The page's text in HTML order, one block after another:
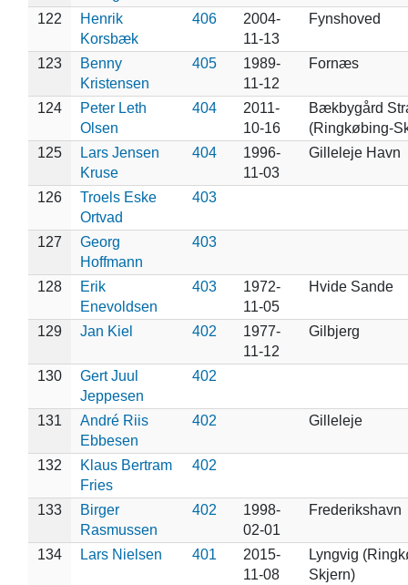
122
Henrik
Korsbæk
406
2004-
11-13
Fynshoved
123
Benny
Kristensen
405
1989-
11-12
Fornæs
124
Peter Leth
Olsen
404
2011-
10-16
Bækbygård
(Ringkøbing-
125
Lars Jensen
Kruse
404
1996-
11-03
Gilleleje Havn
126
Troels Eske
Ortvad
403
127
Georg
Hoffmann
403
128
Erik
Enevoldsen
403
1972-
11-05
Hvide Sande
129 Jan Kiel 402
1977-
11-12
Gilbjerg
130
Gert Juul
Jeppesen
402
131
André Riis
Ebbesen
402 Gilleleje
132
Klaus Bertram
Fries
402
133
Birger
Rasmussen
402
1998-
02-01
Frederikshavn
134 Lars Nielsen 401
2015-
11-08
Lyngvig
Skjern)